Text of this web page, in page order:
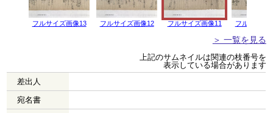
フルサイズ画像13 フルサイズ画像12 フルサイズ画像11 フルサイズ
＞ 一覧を見る
上記のサムネイルは関連の枝番号を
表示している場合があります
差出人
宛名書